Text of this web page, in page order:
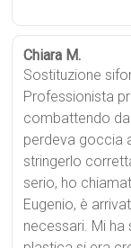
Chiara M.
Sostituzione
Professionista
combattendo
perdeva goccia
stringerlo
serio, ho
Eugenio, è
necessari. Mi